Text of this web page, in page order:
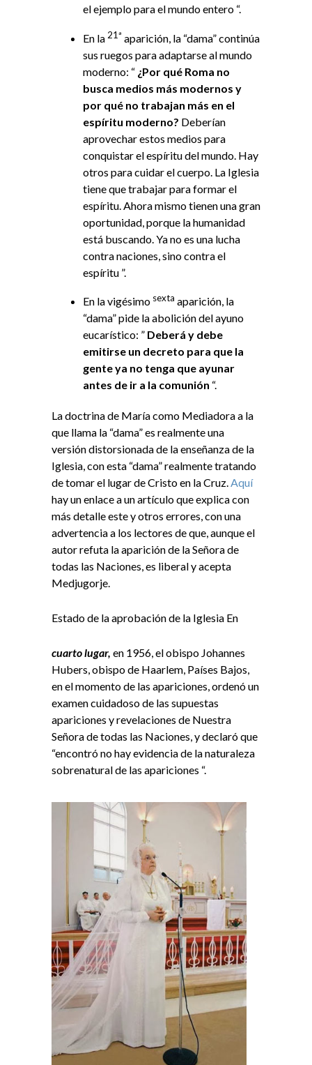
el ejemplo para el mundo entero “.
En la 21ª aparición, la “dama” continúa
sus ruegos para adaptarse al mundo
moderno: “ ¿Por qué Roma no
busca medios más modernos y
por qué no trabajan más en el
espíritu moderno? Deberían
aprovechar estos medios para
conquistar el espíritu del mundo. Hay
otros para cuidar el cuerpo. La Iglesia
tiene que trabajar para formar el
espíritu. Ahora mismo tienen una gran
oportunidad, porque la humanidad
está buscando. Ya no es una lucha
contra naciones, sino contra el
espíritu ”.
En la vigésimo sexta aparición, la
“dama” pide la abolición del ayuno
eucarístico: ” Deberá y debe
emitirse un decreto para que la
gente ya no tenga que ayunar
antes de ir a la comunión “.
La doctrina de María como Mediadora a la
que llama la “dama” es realmente una
versión distorsionada de la enseñanza de la
Iglesia, con esta “dama” realmente tratando
de tomar el lugar de Cristo en la Cruz.Aquí
hay un enlace a un artículo que explica con
más detalle este y otros errores, con una
advertencia a los lectores de que, aunque el
autor refuta la aparición de la Señora de
todas las Naciones, es liberal y acepta
Medjugorje.
Estado de la aprobación de la Iglesia En
cuarto lugar, en 1956, el obispo Johannes
Hubers, obispo de Haarlem, Países Bajos,
en el momento de las apariciones, ordenó un
examen cuidadoso de las supuestas
apariciones y revelaciones de Nuestra
Señora de todas las Naciones, y declaró que
“encontró no hay evidencia de la naturaleza
sobrenatural de las apariciones “.